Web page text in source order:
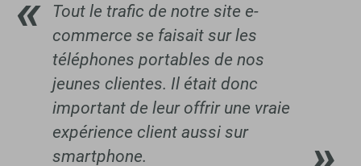
Tout le trafic de notre site e-
commerce se faisait sur les
téléphones portables de nos
jeunes clientes. Il était donc
important de leur offrir une vraie
expérience client aussi sur
smartphone.